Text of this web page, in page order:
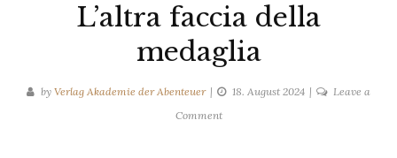
L’altra faccia della
medaglia
by Verlag Akademie der Abenteuer 18. August 2024
Leave a
Commenton